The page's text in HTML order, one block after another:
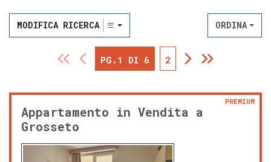
MODIFICA RICERCA ORDINA
PG.1 DI 6 2
Appartamento in Vendita a
Grosseto
PREMIUM